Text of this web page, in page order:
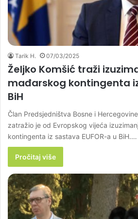
Tarik H. 07/03/2025
Željko Komšić traži
mađarskog kontingenta iz
BiH
Član Predsjedništva Bosne i
zatražio je od Evropskog vijeća
kontingenta iz sastava EUFOR-a u BiH.…
Pročitaj više